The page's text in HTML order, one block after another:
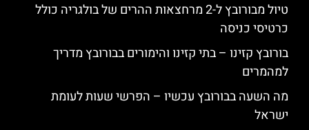
טיול מבורובץ ל-2 מרחצאות ההרים של בולגריה כולל
כרטיסי כניסה
בורובץ קזינו – בתי קזינו והימורים בבורובץ מדריך
למהמרים
מה השעה בבורובץ עכשיו – הפרשי שעות לעומת
ישראל